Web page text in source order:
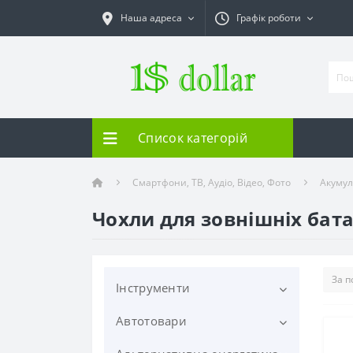
Наша адреса Графік роботи
Список категорій
Смартфони, ТВ, Аудіо, Відео, Фото
Чохли для зовнішніх
Інструменти
Електроінструменти
Автотовари